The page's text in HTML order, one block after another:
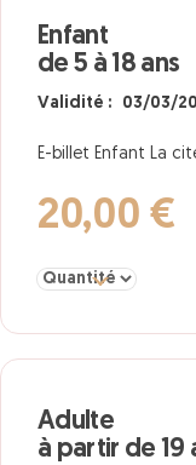
Enfant
de 5 à 18 ans
Validité : 03/03/
E-billet Enfant La
20,00 €
Sélectionner la
Adulte
à partir de 19